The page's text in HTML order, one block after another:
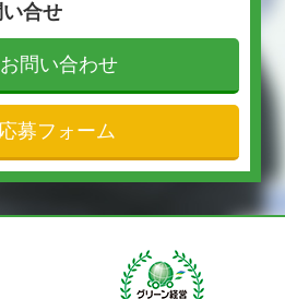
合せ
お問い合わせ
応募フォーム